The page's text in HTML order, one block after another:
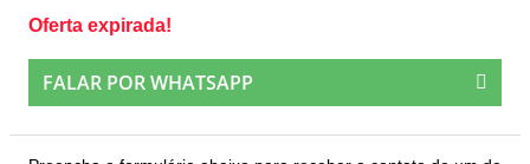
Oferta expirada!
FALAR POR WHATSAPP